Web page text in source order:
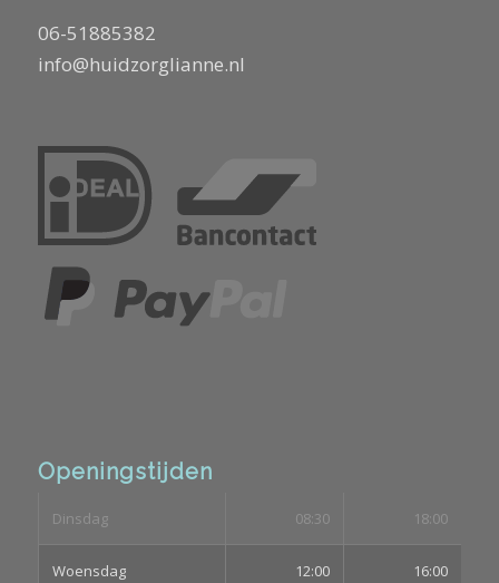
06-51885382
info@huidzorglianne.nl
Openingstijden
Dinsdag 08:30 18:00
Woensdag 12:00 16:00